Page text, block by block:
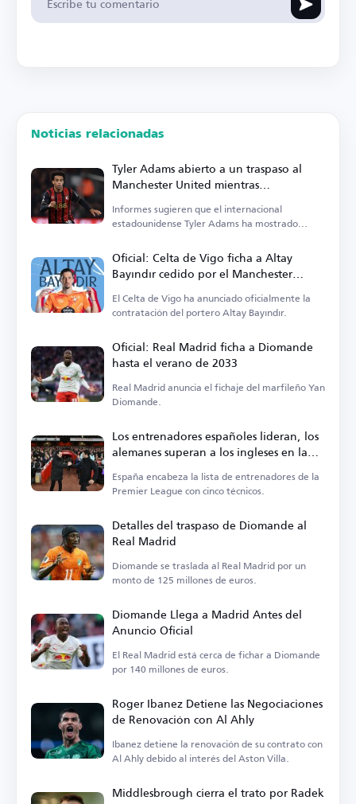
Noticias relacionadas
Tyler Adams abierto a un traspaso al
Manchester United mientras
Bournemouth fija su precio
Informes sugieren que el internacional
estadounidense Tyler Adams ha mostrado
Oficial: Celta de Vigo ficha a Altay
Bayındır cedido por el Manchester
United
El Celta de Vigo ha anunciado oficialmente la
contratación del portero Altay Bayındır.
Oficial: Real Madrid ficha a Diomande
hasta el verano de 2033
Real Madrid anuncia el fichaje del marfileño Yan
Diomande.
Los entrenadores españoles lideran, los
alemanes superan a los ingleses en la
Premier League
España encabeza la lista de entrenadores de la
Premier League con cinco técnicos.
Detalles del traspaso de Diomande al
Real Madrid
Diomande se traslada al Real Madrid por un
monto de 125 millones de euros.
Diomande Llega a Madrid Antes del
Anuncio Oficial
El Real Madrid está cerca de fichar a Diomande
por 140 millones de euros.
Roger Ibanez Detiene las Negociaciones
de Renovación con Al Ahly
Ibanez detiene la renovación de su contrato con
Al Ahly debido al interés del Aston Villa.
Middlesbrough cierra el trato por Radek